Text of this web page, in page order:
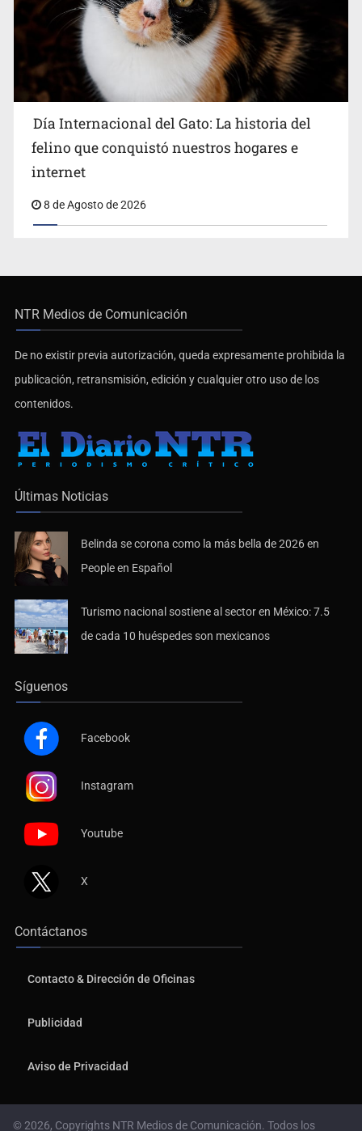
Día Internacional del Gato: La historia del
felino que conquistó nuestros hogares e
internet
8 de Agosto de 2026
NTR Medios de Comunicación
De no existir previa autorización, queda expresamente prohibida la
publicación, retransmisión, edición y cualquier otro uso de los
contenidos.
Últimas Noticias
Belinda se corona como la más bella de 2026 en
People en Español
Turismo nacional sostiene al sector en México: 7.5
de cada 10 huéspedes son mexicanos
Síguenos
Facebook
Instagram
Youtube
X
Contáctanos
Contacto & Dirección de Oficinas
Publicidad
Aviso de Privacidad
© 2026, Copyrights NTR Medios de Comunicación. Todos los